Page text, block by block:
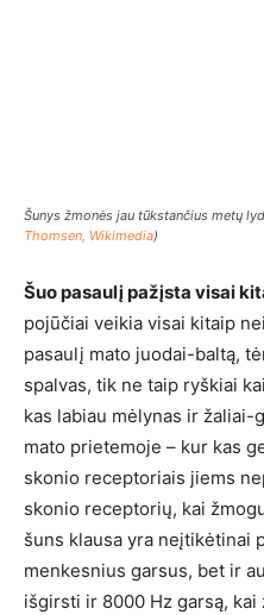
Šunys žmonės jau tūkstančius metų
Thomsen, Wikimedia)
Šuo pasaulį pažįsta visai
pojūčiai veikia visai kitaip
pasaulį mato juodai-baltą,
spalvas, tik ne taip ryškiai
kas labiau mėlynas ir žaliai-
mato prietemoje – kur kas
skonio receptoriais jiems
skonio receptorių, kai
šuns klausa yra neįtikėtinai
menkesnius garsus, bet ir
išgirsti ir 8000 Hz garsą,